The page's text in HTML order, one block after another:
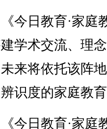
日教育·家庭
学术交流、理
来将依托该阵
识度的家庭教
日教育·家庭